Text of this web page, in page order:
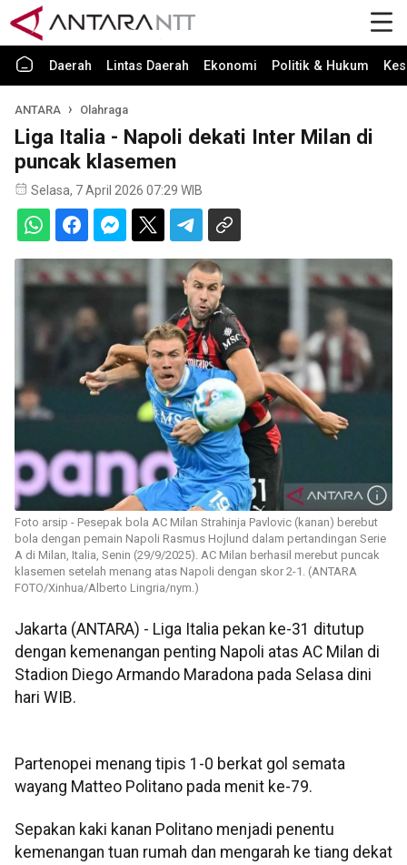
Daerah Lintas Daerah Ekonomi Politik & Hukum
ANTARA Olahraga
Liga Italia - Napoli dekati Inter Milan di
puncak klasemen
Selasa, 7 April 2026 07:29 WIB
Foto arsip - Pesepak bola AC Milan Strahinja Pavlovic (kanan) berebut
bola dengan pemain Napoli Rasmus Hojlund dalam pertandingan Serie
A di Milan, Italia, Senin (29/9/2025). AC Milan berhasil merebut puncak
klasemen setelah menang atas Napoli dengan skor 2-1. (ANTARA
FOTO/Xinhua/Alberto Lingria/nym.)
Jakarta (ANTARA) - Liga Italia pekan ke-31 ditutup
dengan kemenangan penting Napoli atas AC Milan di
Stadion Diego Armando Maradona pada Selasa dini
hari WIB.
Partenopei menang tipis 1-0 berkat gol semata
wayang Matteo Politano pada menit ke-79.
Sepakan kaki kanan Politano menjadi penentu
kemenangan tuan rumah dan mengarah ke tiang dekat